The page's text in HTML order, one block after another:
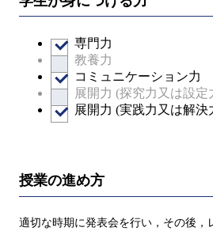
専門力
教養力
コミュニケーション力
展開力 (探究力又は設定
展開力 (実践力又は解決
授業の進め方
適切な時期に発表会を行い，その後，